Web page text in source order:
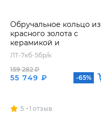
Обручальное кольцо из
красного золота с
керамикой и
бриллиантами
ЛТ-7кб-5бр/к
55 749 ₽
159 282 ₽
-65%
5 1 отзыв